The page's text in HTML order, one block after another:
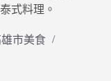
式料理。
雄市美食